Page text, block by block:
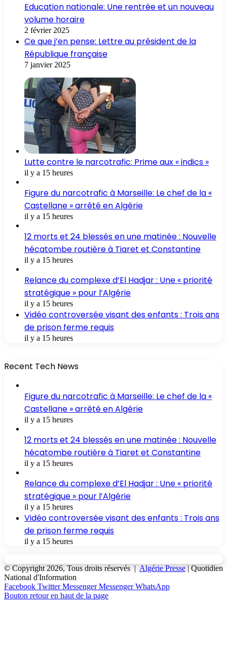
Education nationale: Une rentrée et un nouveau
volume horaire
2 février 2025
Ce que j’en pense: Lettre au président de la
République française
7 janvier 2025
Lutte contre le narcotrafic: Prime aux « indics »
il y a 15 heures
Figure du narcotrafic à Marseille: Le chef de la «
Castellane » arrêté en Algérie
il y a 15 heures
12 morts et 24 blessés en une matinée : Nouvelle
hécatombe routière à Tiaret et Constantine
il y a 15 heures
Relance du complexe d’El Hadjar : Une « priorité
stratégique » pour l’Algérie
il y a 15 heures
Vidéo controversée visant des enfants : Trois ans
de prison ferme requis
il y a 15 heures
Recent Tech News
Figure du narcotrafic à Marseille: Le chef de la «
Castellane » arrêté en Algérie
il y a 15 heures
12 morts et 24 blessés en une matinée : Nouvelle
hécatombe routière à Tiaret et Constantine
il y a 15 heures
Relance du complexe d’El Hadjar : Une « priorité
stratégique » pour l’Algérie
il y a 15 heures
Vidéo controversée visant des enfants : Trois ans
de prison ferme requis
il y a 15 heures
© Copyright 2026, Tous droits réservés |Algérie Presse| Quotidien
National d'Information
Facebook Twitter Messenger Messenger WhatsApp
Bouton retour en haut de la page